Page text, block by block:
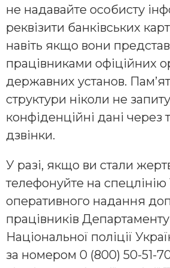
не надавайте особисту
реквізити банківських
навіть якщо вони
працівниками офіційних
державних установ.
структури ніколи не
конфіденційні дані через
дзвінки.
У разі, якщо ви стали
телефонуйте на спецлінію
оперативного надання
працівників Департаменту
Національної поліції
за номером 0 (800) 50-51-